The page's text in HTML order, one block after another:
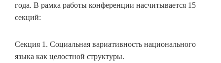
года. В рамка работы конференции насчитывается 15
секций:
Секция 1. Социальная вариативность национального
языка как целостной структуры.